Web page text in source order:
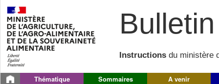
Instructions du ministère
Thématique Sommaires A venir